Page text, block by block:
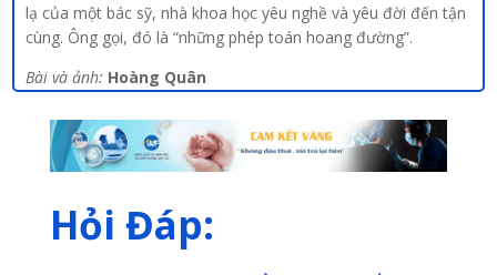
lạ của một bác sỹ, nhà khoa học yêu nghề và yêu đời đến tận
cùng. Ông gọi, đó là “những phép toán hoang đường”.
Bài và ảnh: Hoàng Quân
Hỏi Đáp: